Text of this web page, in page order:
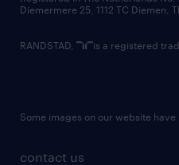
contact us
Diemermere 25, 1112 TC Diemen,
RANDSTAD, is a registered
Some images on our website have